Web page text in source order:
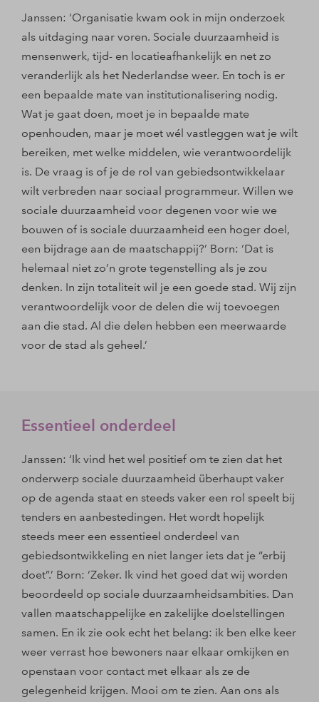
Janssen: ‘Organisatie kwam ook in mijn onderzoek
als uitdaging naar voren. Sociale duurzaamheid is
mensenwerk, tijd- en locatieafhankelijk en net zo
veranderlijk als het Nederlandse weer. En toch is er
een bepaalde mate van institutionalisering nodig.
Wat je gaat doen, moet je in bepaalde mate
openhouden, maar je moet wél vastleggen wat je wilt
bereiken, met welke middelen, wie verantwoordelijk
is. De vraag is of je de rol van gebiedsontwikkelaar
wilt verbreden naar sociaal programmeur. Willen we
sociale duurzaamheid voor degenen voor wie we
bouwen of is sociale duurzaamheid een hoger doel,
een bijdrage aan de maatschappij?’ Born: ‘Dat is
helemaal niet zo’n grote tegenstelling als je zou
denken. In zijn totaliteit wil je een goede stad. Wij zijn
verantwoordelijk voor de delen die wij toevoegen
aan die stad. Al die delen hebben een meerwaarde
voor de stad als geheel.’
Essentieel onderdeel
Janssen: ‘Ik vind het wel positief om te zien dat het
onderwerp sociale duurzaamheid überhaupt vaker
op de agenda staat en steeds vaker een rol speelt bij
tenders en aanbestedingen. Het wordt hopelijk
steeds meer een essentieel onderdeel van
gebiedsontwikkeling en niet langer iets dat je “erbij
doet”.’ Born: ‘Zeker. Ik vind het goed dat wij worden
beoordeeld op sociale duurzaamheidsambities. Dan
vallen maatschappelijke en zakelijke doelstellingen
samen. En ik zie ook echt het belang: ik ben elke keer
weer verrast hoe bewoners naar elkaar omkijken en
openstaan voor contact met elkaar als ze de
gelegenheid krijgen. Mooi om te zien. Aan ons als